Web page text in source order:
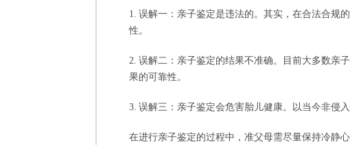
1. 误解一：亲子鉴定是违法的。其实，在合法合规
性。
2. 误解二：亲子鉴定的结果不准确。目前大多数亲
果的可靠性。
3. 误解三：亲子鉴定会危害胎儿健康。以当今非侵
在进行亲子鉴定的过程中，准父母需尽量保持冷静